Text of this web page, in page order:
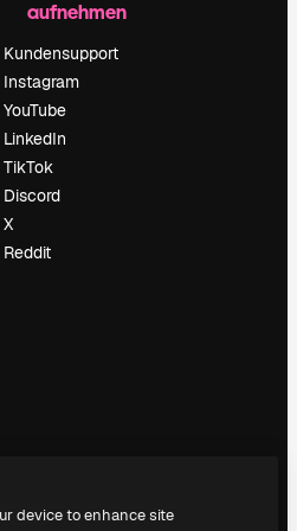
aufnehmen
Kundensupport
Instagram
YouTube
LinkedIn
TikTok
Discord
X
Reddit
device to enhance site